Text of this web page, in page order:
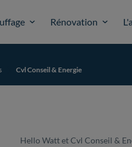
Rénovation
Cvl Conseil & Energie
Hello Watt et Cvl Conseil &